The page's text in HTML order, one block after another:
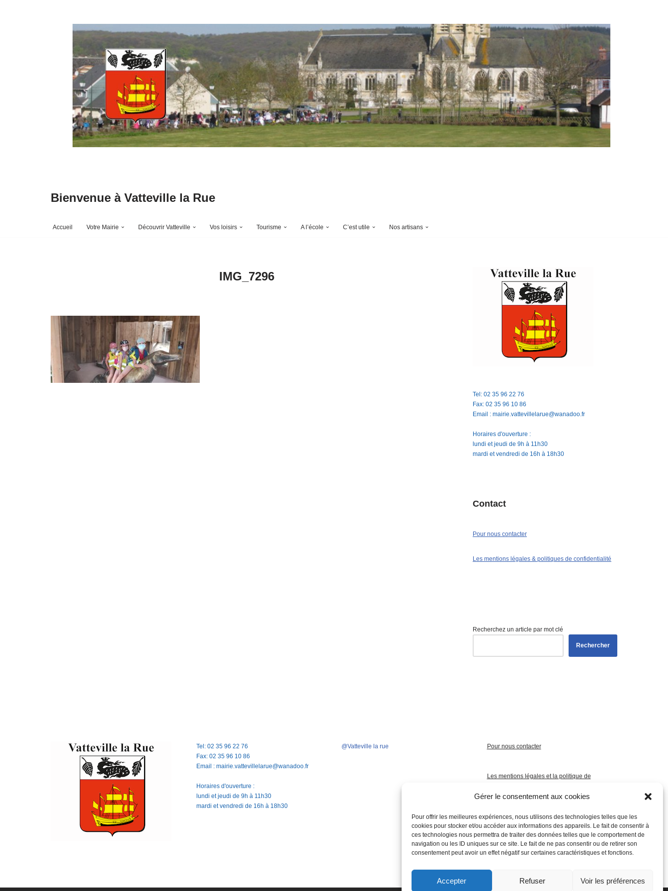
Gérer le consentement aux cookies
Pour offrir les meilleures expériences, nous utilisons des technologies telles que les
cookies pour stocker et/ou accéder aux informations des appareils. Le fait de consentir à
ces technologies nous permettra de traiter des données telles que le comportement de
navigation ou les ID uniques sur ce site. Le fait de ne pas consentir ou de retirer son
consentement peut avoir un effet négatif sur certaines caractéristiques et fonctions.
Accepter Refuser Voir les préférences
Bienvenue à Vatteville la Rue
Accueil Votre Mairie Découvrir Vatteville Vos loisirs Tourisme A l’école C’est utile Nos artisans
IMG_7296
Tel: 02 35 96 22 76
Fax: 02 35 96 10 86
Email : mairie.vattevillelarue@wanadoo.fr
Horaires d'ouverture :
lundi et jeudi de 9h à 11h30
mardi et vendredi de 16h à 18h30
Contact
Pour nous contacter
Les mentions légales & politiques de confidentialité
Recherchez un article par mot clé
Rechercher
Tel: 02 35 96 22 76
Fax: 02 35 96 10 86
Email : mairie.vattevillelarue@wanadoo.fr
Horaires d'ouverture :
lundi et jeudi de 9h à 11h30
mardi et vendredi de 16h à 18h30
@Vatteville la rue Pour nous contacter
Les mentions légales et la politique de